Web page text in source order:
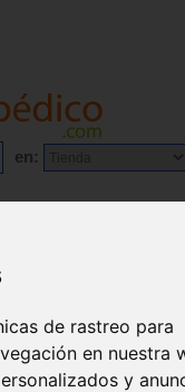
de rastreo para
en nuestra
y
en: